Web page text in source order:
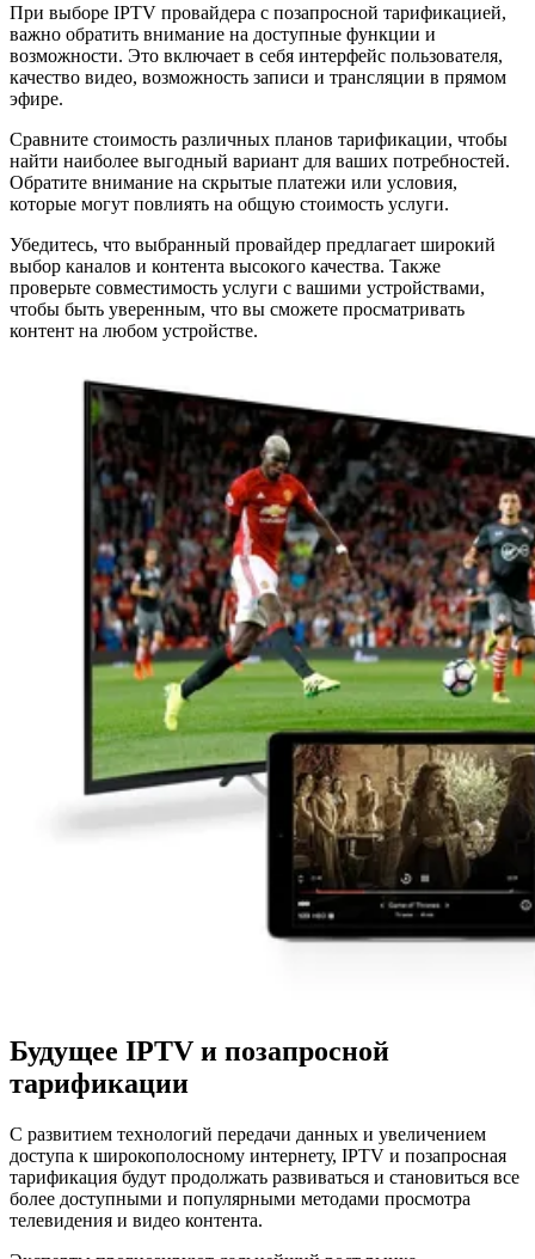
При выборе IPTV провайдера с позапросной тарификацией,
важно обратить внимание на доступные функции и
возможности. Это включает в себя интерфейс пользователя,
качество видео, возможность записи и трансляции в прямом
эфире.
Сравните стоимость различных планов тарификации, чтобы
найти наиболее выгодный вариант для ваших потребностей.
Обратите внимание на скрытые платежи или условия,
которые могут повлиять на общую стоимость услуги.
Убедитесь, что выбранный провайдер предлагает широкий
выбор каналов и контента высокого качества. Также
проверьте совместимость услуги с вашими устройствами,
чтобы быть уверенным, что вы сможете просматривать
контент на любом устройстве.
Будущее IPTV и позапросной
тарификации
С развитием технологий передачи данных и увеличением
доступа к широкополосному интернету, IPTV и позапросная
тарификация будут продолжать развиваться и становиться все
более доступными и популярными методами просмотра
телевидения и видео контента.